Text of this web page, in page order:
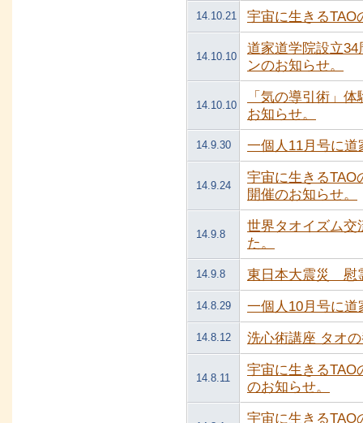
14.10.21 宇宙に生きるTAO
14.10.10
道家道学院設立
ンのお知らせ。
14.10.10
「気の導引術」
お知らせ。
14.9.30 一個人11月号に
14.9.24
宇宙に生きるTAO
開催のお知らせ。
14.9.8
世界タオイズム
た。
14.9.8 東日本大震災 慰
14.8.29 一個人10月号に
14.8.12 洗心術講座 タオ
14.8.11
宇宙に生きるTAO
のお知らせ。
宇宙に生きるTAO